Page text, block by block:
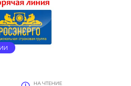
НА ЧТЕНИЕ